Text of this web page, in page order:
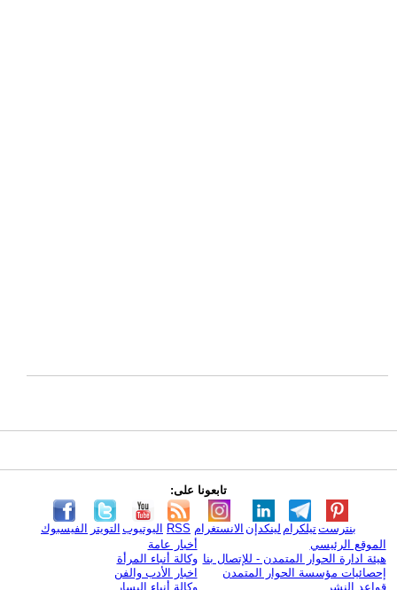
تابعونا على:
الفيسبوك التويتر اليوتيوب RSS الانستغرام لينكدإن تيلكرامبنترست
الموقع الرئيسي
هيئة ادارة الحوار المتمدن - للإتصال بنا
إحصائيات مؤسسة الحوار المتمدن
قواعد النشر
أخبار عامة
وكالة أنباء المرأة
اخبار الأدب والفن
وكالة أنباء اليسار